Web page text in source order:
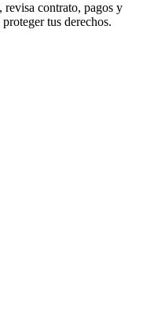
revisa contrato, pagos y
tus derechos.